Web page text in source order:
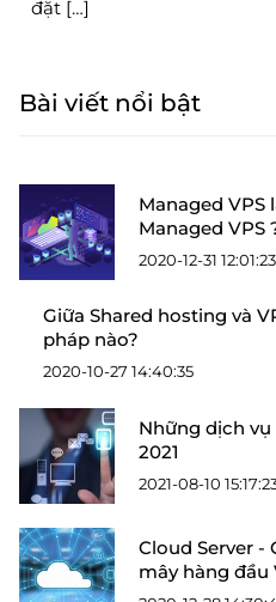
đặt […]
Bài viết nổi bật
Managed VPS
Managed VPS
2020-12-31 12:01:23
Giữa Shared hosting và
pháp nào?
2020-10-27 14:40:35
Những dịch vụ
2021
2021-08-10
Cloud Server -
mây hàng đầu